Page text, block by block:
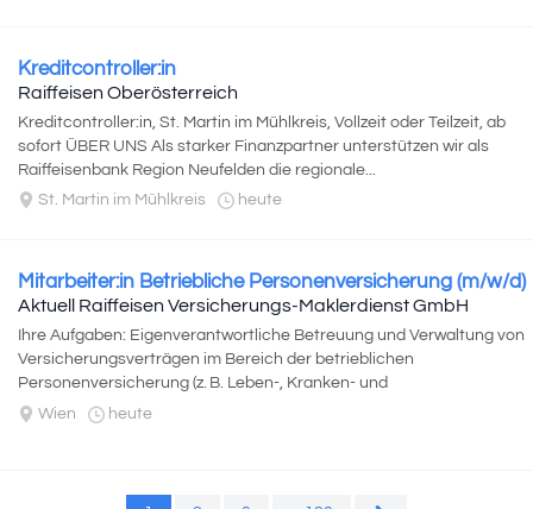
Kreditcontroller:in
Raiffeisen Oberösterreich
Kreditcontroller:in, St. Martin im Mühlkreis, Vollzeit oder Teilzeit, ab
sofort ÜBER UNS Als starker Finanzpartner unterstützen wir als
Raiffeisenbank Region Neufelden die regionale...
St. Martin im Mühlkreis
heute
Mitarbeiter:in Betriebliche Personenversicherung (m/w/d)
Aktuell Raiffeisen Versicherungs-Maklerdienst GmbH
Ihre Aufgaben: Eigenverantwortliche Betreuung und Verwaltung von
Versicherungsverträgen im Bereich der betrieblichen
Personenversicherung (z. B. Leben-, Kranken- und
Unfallversicherung) Schriftliche und...
Wien heute